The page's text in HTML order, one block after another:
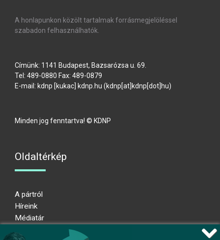
A honlapunkon közölt tartalmak forrásmegjelöléssel
szabadon felhasználhatók.
Címünk: 1141 Budapest, Bazsarózsa u. 69.
Tel: 489-0880 Fax: 489-0879
E-mail: kdnp [kukac] kdnp hu (kdnp[at]kdnp[dot]hu)
Minden jog fenntartva! © KDNP
Oldaltérkép
A pártról
Híreink
Médiatár